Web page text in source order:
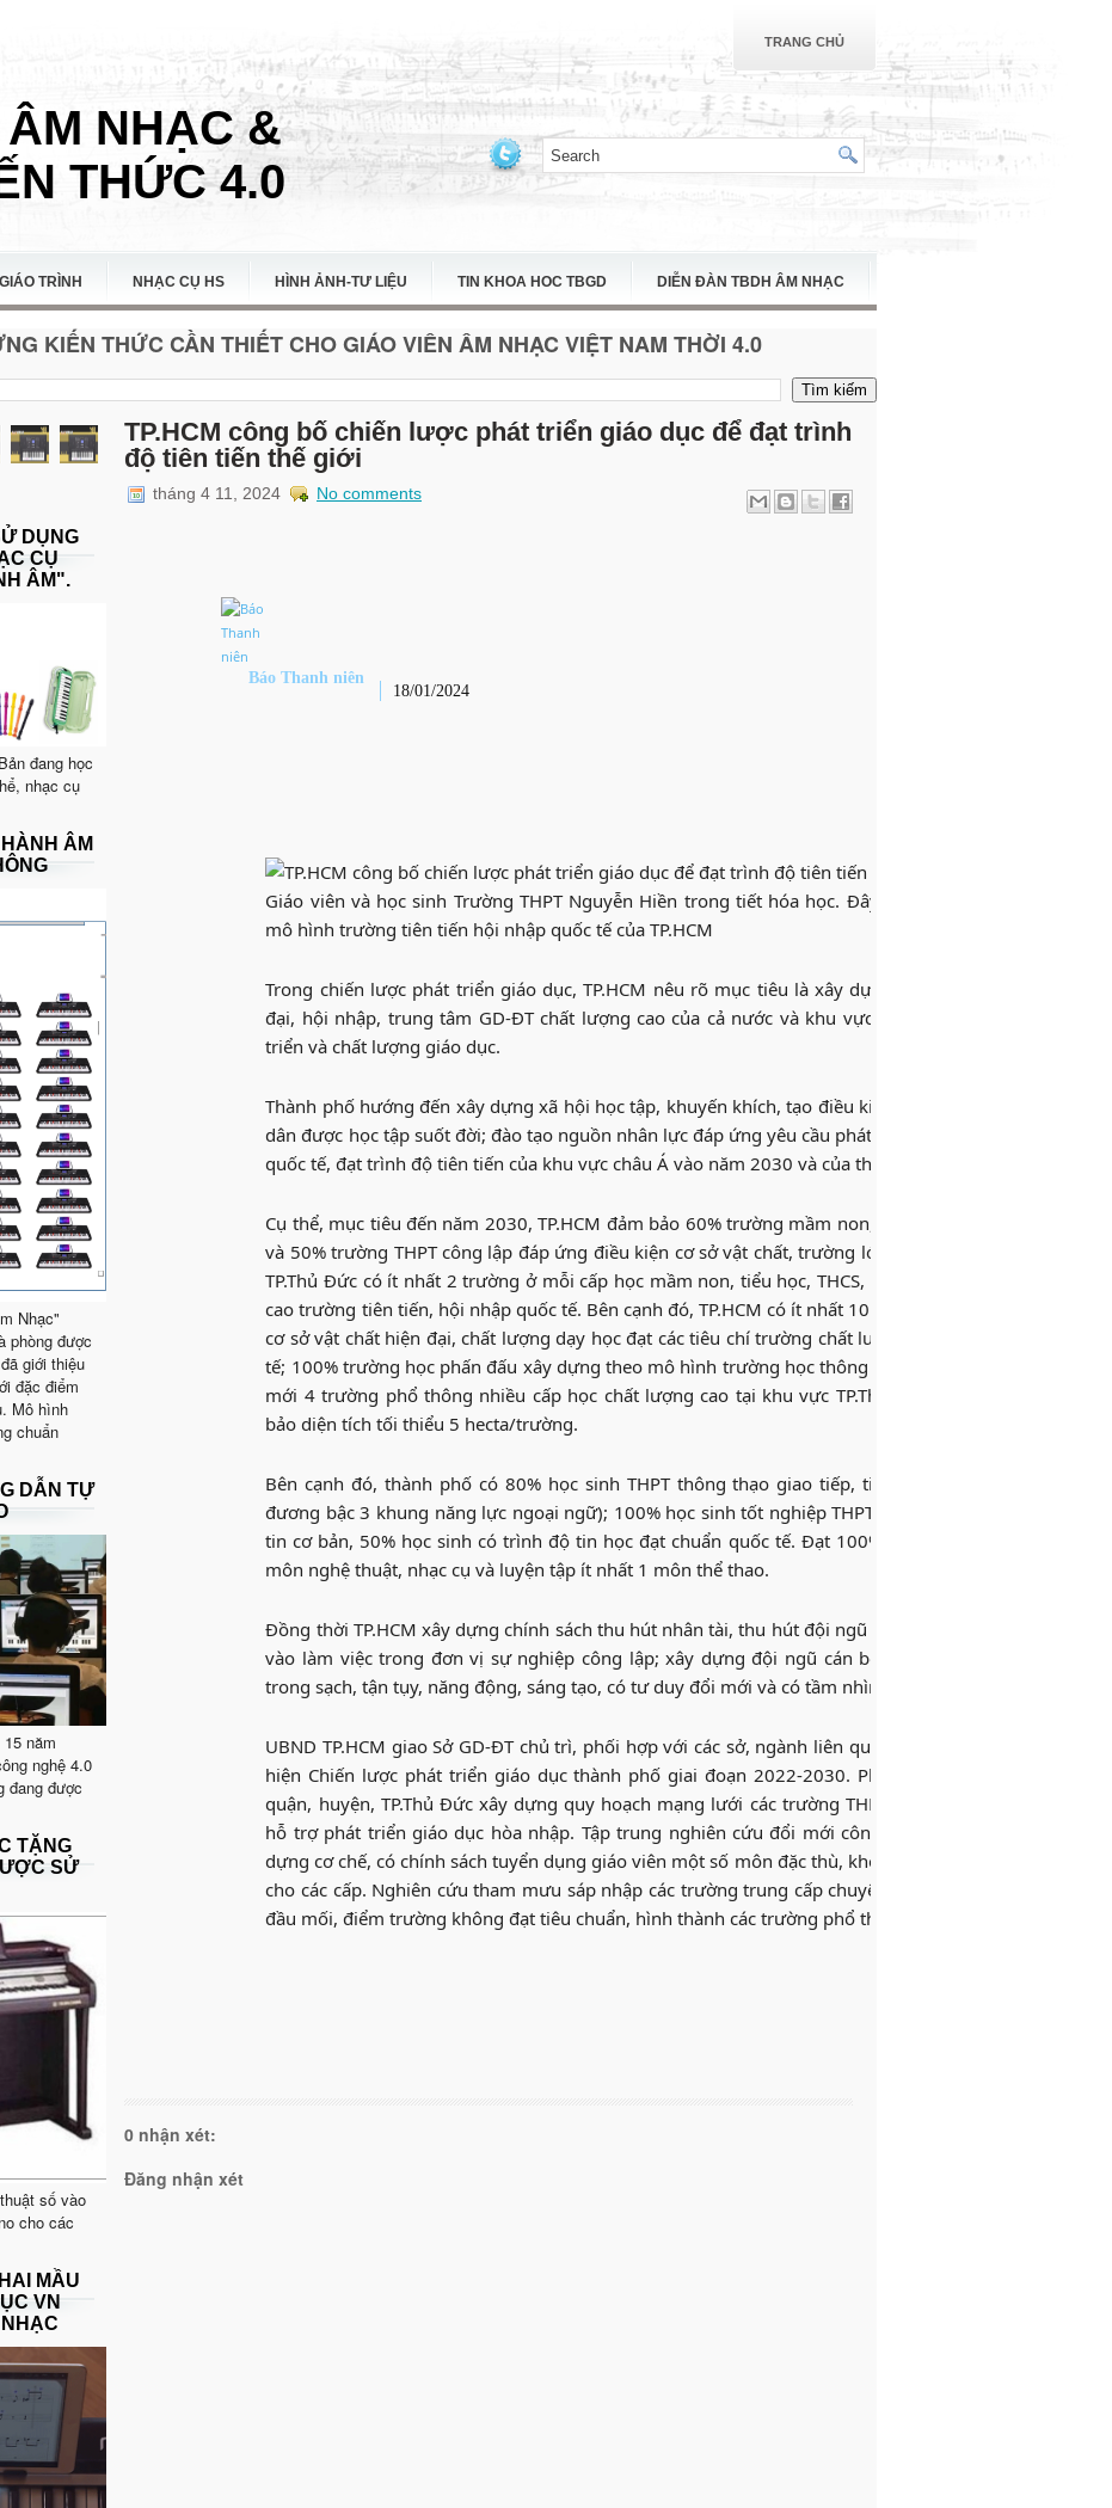
TRANG CHỦ
NHẠC &
THỨC 4.0
GIÁO TRÌNH NHẠC CỤ HS HÌNH ẢNH-TƯ LIỆU TIN KHOA HOC TBGD DIỄN ĐÀN TBDH ÂM NHẠC
KIẾN THỨC CẦN THIẾT CHO GIÁO VIÊN ÂM NHẠC VIỆT NAM THỜI 4.0
DỤNG
CỤ
ÂM".
đang học
nhạc cụ
ÂM
Nhạc"
phòng được
giới thiệu
đặc điểm
Mô hình
chuẩn
DẪN TỰ
năm
nghệ 4.0
đang được
TẶNG
SỬ
số vào
cho các
MẦU
VN
TP.HCM công bố chiến lược phát triển giáo dục để đạt trình
độ tiên tiến thế giới
tháng 4 11, 2024 No comments
Báo Thanh niên
18/01/2024
Giáo viên và học sinh Trường THPT Nguyễn Hiền trong tiết hóa học. Đây là một trong 3 trường
mô hình trường tiên tiến hội nhập quốc tế của TP.HCM
Trong chiến lược phát triển giáo dục, TP.HCM nêu rõ mục tiêu là xây dựng nền giáo dục, đào tạo
đại, hội nhập, trung tâm GD-ĐT chất lượng cao của cả nước và khu vực châu Á; bảo đảm sự hài
triển và chất lượng giáo dục.
Thành phố hướng đến xây dựng xã hội học tập, khuyến khích, tạo điều kiện công bằng và thuận lợi
dân được học tập suốt đời; đào tạo nguồn nhân lực đáp ứng yêu cầu phát triển kinh tế-văn hóa-xã hội
quốc tế, đạt trình độ tiên tiến của khu vực châu Á vào năm 2030 và của thế giới vào năm 2045.
Cụ thể, mục tiêu đến năm 2030, TP.HCM đảm bảo 60% trường mầm non, 80% trường tiểu học, 70%
và 50% trường THPT công lập đáp ứng điều kiện cơ sở vật chất, trường lớp đạt chuẩn quốc gia. Mỗi
TP.Thủ Đức có ít nhất 2 trường ở mỗi cấp học mầm non, tiểu học, THCS, THPT thực hiện chương
cao trường tiên tiến, hội nhập quốc tế. Bên cạnh đó, TP.HCM có ít nhất 10 trường THPT, THPT chuyên
cơ sở vật chất hiện đại, chất lượng dạy học đạt các tiêu chí trường chất lượng cao trường tiên tiến,
tế; 100% trường học phấn đấu xây dựng theo mô hình trường học thông minh. Thành phố đặt mục
mới 4 trường phổ thông nhiều cấp học chất lượng cao tại khu vực TP.Thủ Đức
bảo diện tích tối thiểu 5 hecta/trường.
Bên cạnh đó, thành phố có 80% học sinh THPT thông thạo giao tiếp, tiếp cận học tập bằng
đương bậc 3 khung năng lực ngoại ngữ); 100% học sinh tốt nghiệp THPT có trình độ ứng dụng công
tin cơ bản, 50% học sinh có trình độ tin học đạt chuẩn quốc tế. Đạt 100% học sinh phổ thông biết
môn nghệ thuật, nhạc cụ và luyện tập ít nhất 1 môn thể thao.
Đồng thời TP.HCM xây dựng chính sách thu hút nhân tài, thu hút đội ngũ lao động có chuyên môn,
vào làm việc trong đơn vị sự nghiệp công lập; xây dựng đội ngũ cán bộ, công chức, viên chức
trong sạch, tận tụy, năng động, sáng tạo, có tư duy đổi mới và có tầm nhìn chiến lược.
UBND TP.HCM giao Sở GD-ĐT chủ trì, phối hợp với các sở, ngành liên quan, UBND quận, huyện,
hiện Chiến lược phát triển giáo dục thành phố giai đoạn 2022-2030. Phối hợp với và các sở,
quận, huyện, TP.Thủ Đứcxây dựng quy hoạch mạng lưới các trường THPT, THCS, tiểu học, mầm
hỗ trợ phát triển giáo dục hòa nhập. Tập trung nghiên cứu đổi mới công tác tuyển dụng giáo viên
dựng cơ chế, có chính sách tuyển dụng giáo viên một số môn đặc thù, khó tuyển dụng kịp thời, phục
cho các cấp. Nghiên cứu tham mưu sáp nhập các trường trung cấp chuyên nghiệp vào trường cao
đầu mối, điểm trường không đạt tiêu chuẩn, hình thành các trường phổ thông nhiều cấp học.
0 nhận xét:
Đăng nhận xét